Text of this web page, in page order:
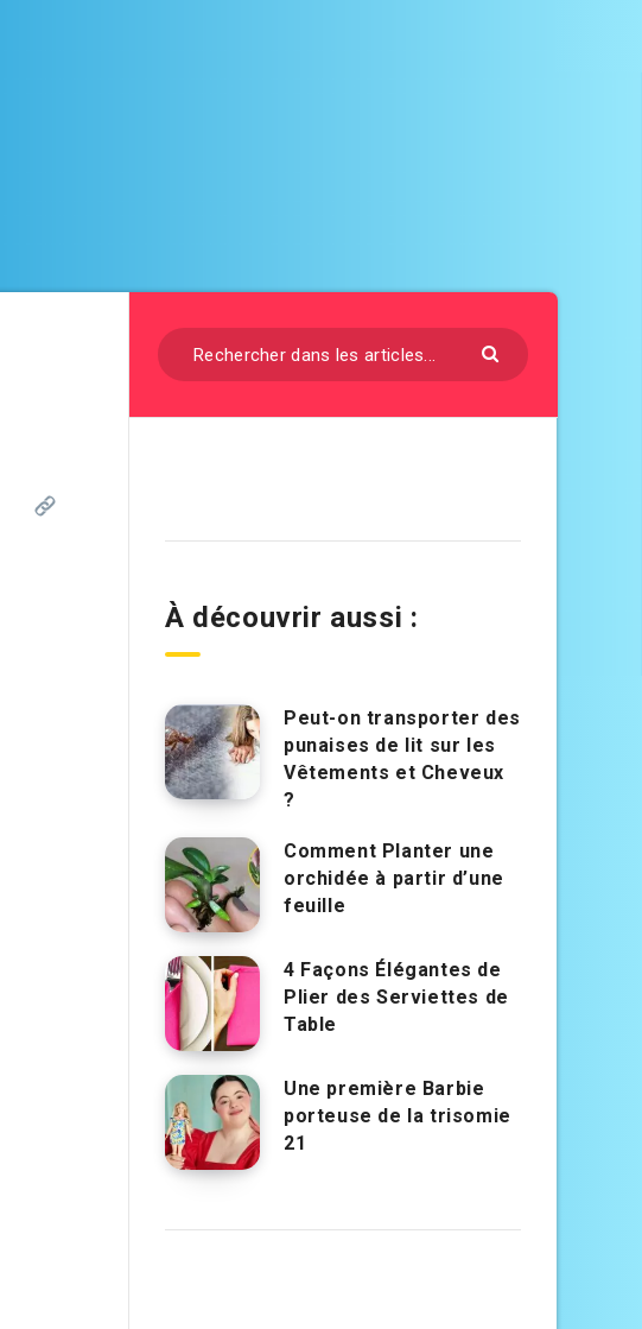
À découvrir aussi :
Peut-on transporter des
punaises de lit sur les
Vêtements et Cheveux
?
Comment Planter une
orchidée à partir d’une
feuille
4 Façons Élégantes de
Plier des Serviettes de
Table
Une première Barbie
porteuse de la trisomie
21